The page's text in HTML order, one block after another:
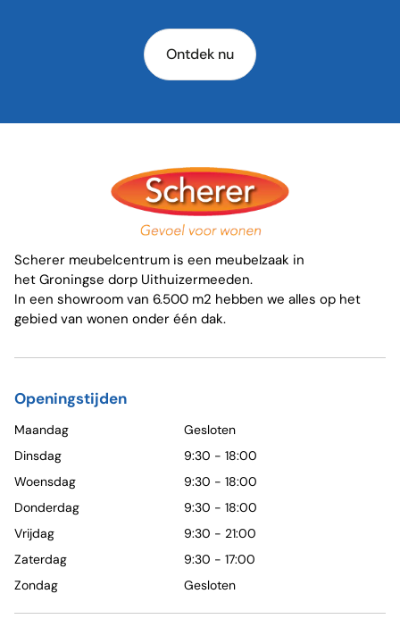
Ontdek nu
Scherer meubelcentrum is een meubelzaak in
het Groningse dorp Uithuizermeeden.
In een showroom van 6.500 m2 hebben we alles op het
gebied van wonen onder één dak.
Openingstijden
Maandag
Gesloten
Dinsdag
9:30 - 18:00
Woensdag
9:30 - 18:00
Donderdag
9:30 - 18:00
Vrijdag
9:30 - 21:00
Zaterdag
9:30 - 17:00
Zondag
Gesloten